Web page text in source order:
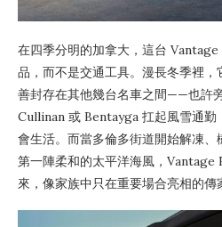
在四季分明的加拿大，這台
品，而不是交通工具。漫長冬季裡
善封存在其他幾台名車之間——也許
Cullinan 或 Bentayga 扛起風雪通勤
會生活。而當多倫多街道開始解凍
第一陣柔和的太平洋海風，Vantage
來，像家族中只在重要場合亮相的傳